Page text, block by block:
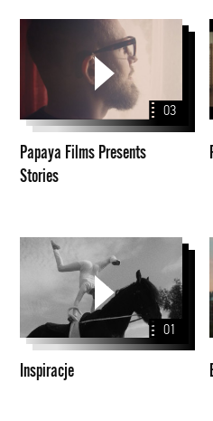
Presents
Stories
03
Papaya Films Presents
Stories
Inspiracje
01
Inspiracje